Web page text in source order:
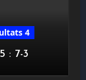
4
: 7-3